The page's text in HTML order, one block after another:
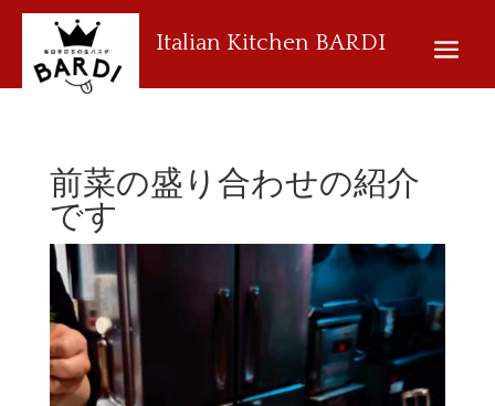
Italian Kitchen BARDI
前菜の盛り合わせの紹介
です